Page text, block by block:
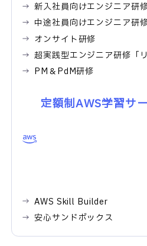
新入社員向けエンジニア研
中途社員向けエンジニア研
オンサイト研修
超実践型エンジニア研修「リ
PM＆PdM研修
定額制AWS学習サ
AWS Skill Builder
安心サンドボックス